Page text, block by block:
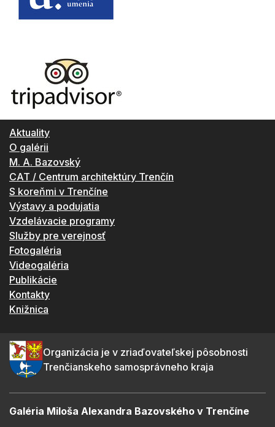
Aktuality
O galérii
M. A. Bazovský
CAT / Centrum architektúry Trenčín
S koreňmi v Trenčíne
Výstavy a podujatia
Vzdelávacie programy
Služby pre verejnosť
Fotogaléria
Videogaléria
Publikácie
Kontakty
Knižnica
Organizácia je v zriaďovateľskej pôsobnosti
Trenčianskeho samosprávneho kraja
Galéria Miloša Alexandra Bazovského v Trenčíne